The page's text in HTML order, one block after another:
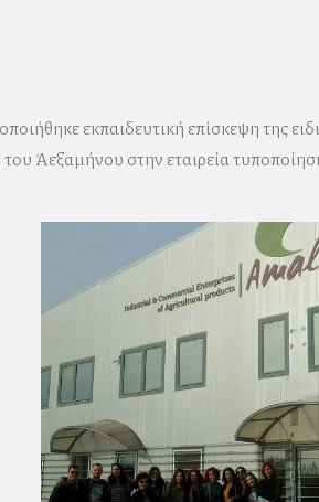
εκπαιδευτική επίσκεψη της
Α΄εξαμήνου στην εταιρεία